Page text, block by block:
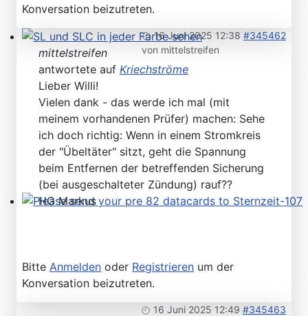
SL und SLC in jeder Farbe sehen
Konversation beizutreten.
16 Juni 2025 12:38 #345462
von mittelstreifen
mittelstreifen
antwortete auf Kriechströme
Lieber Willi!
Vielen dank - das werde ich mal (mit
meinem vorhandenen Prüfer) machen: Sehe
ich doch richtig: Wenn in einem Stromkreis
der "Übeltäter" sitzt, geht die Spannung
beim Entfernen der betreffenden Sicherung
(bei ausgeschalteter Zündung) rauf??
HG Markus
Bitte Anmelden oder Registrieren um der
Konversation beizutreten.
16 Juni 2025 12:49 #345463